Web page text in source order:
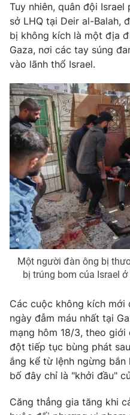
Học trực tuyến
Hitech Công nghệ tương
Sản phẩm
Thị trường
Tư vấn
Giao lưu trực tuyến
Lịch phát sóng
Chuyên mục khác
Emagazine
Photo
Video
VTV Money
VTV Sức khoẻ
Thị trường 24h
VTV4
VTV9
Liên hệ tòa soạn
Tuy nhiên, quân đội
sở LHQ tại Deir al-Balah,
bị không kích là một địa
Gaza, nơi các tay súng
vào lãnh thổ Israel.
Một người đàn ông bị
bị trúng bom của Israel
Các cuộc không kích mới
ngày đẫm máu nhất tại
mạng hôm 18/3, theo giới
đột tiếp tục bùng phát
ắng kể từ lệnh ngừng bắn
bố đây chỉ là "khởi đầu"
Căng thẳng gia tăng khi